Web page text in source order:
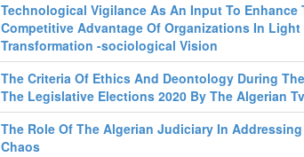
Technological Vigilance As An Input To Enhance
Competitive Advantage Of Organizations In Light
Transformation -sociological Vision
The Criteria Of Ethics And Deontology During
The Legislative Elections 2020 By The Algerian
The Role Of The Algerian Judiciary In
Chaos